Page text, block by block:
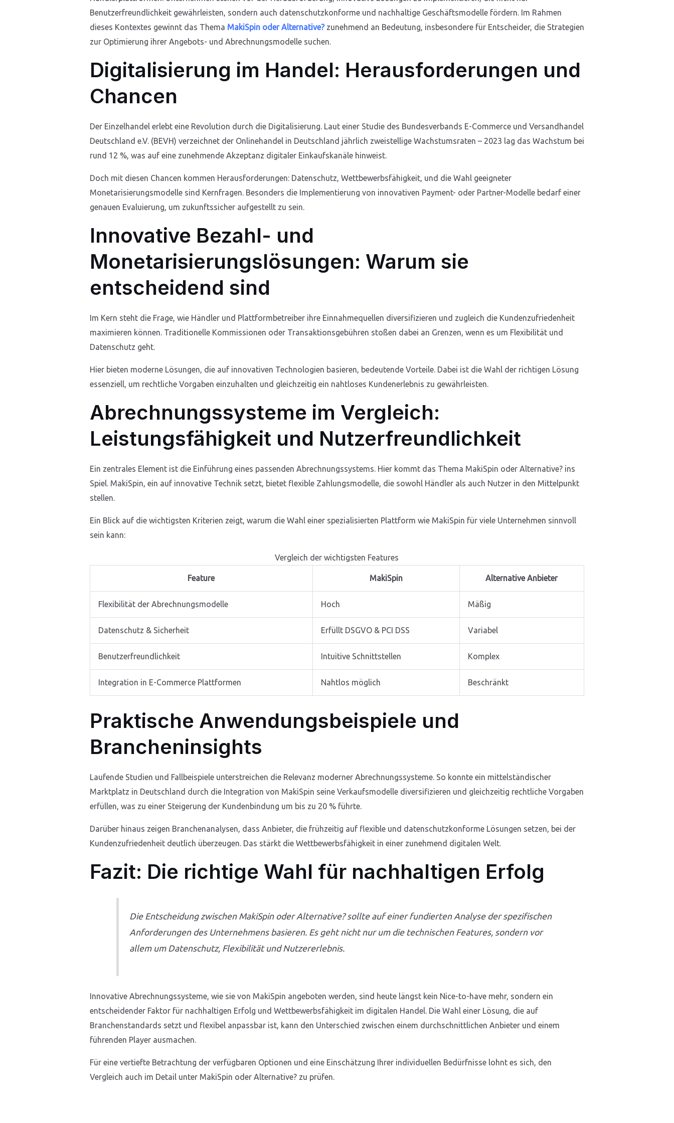
Benutzerfreundlichkeit gewährleisten, sondern auch datenschutzkonforme und nachhaltige Geschäftsmodelle fördern. Im Rahmen
dieses Kontextes gewinnt das Thema MakiSpin oder Alternative?zunehmend an Bedeutung, insbesondere für Entscheider, die Strategien
zur Optimierung ihrer Angebots- und Abrechnungsmodelle suchen.
Digitalisierung im Handel: Herausforderungen und
Chancen
Der Einzelhandel erlebt eine Revolution durch die Digitalisierung. Laut einer Studie des Bundesverbands E-Commerce und Versandhandel
Deutschland e.V. (BEVH) verzeichnet der Onlinehandel in Deutschland jährlich zweistellige Wachstumsraten – 2023 lag das Wachstum bei
rund 12 %, was auf eine zunehmende Akzeptanz digitaler Einkaufskanäle hinweist.
Doch mit diesen Chancen kommen Herausforderungen: Datenschutz, Wettbewerbsfähigkeit, und die Wahl geeigneter
Monetarisierungsmodelle sind Kernfragen. Besonders die Implementierung von innovativen Payment- oder Partner-Modelle bedarf einer
genauen Evaluierung, um zukunftssicher aufgestellt zu sein.
Innovative Bezahl- und
Monetarisierungslösungen: Warum sie
entscheidend sind
Im Kern steht die Frage, wie Händler und Plattformbetreiber ihre Einnahmequellen diversifizieren und zugleich die Kundenzufriedenheit
maximieren können. Traditionelle Kommissionen oder Transaktionsgebühren stoßen dabei an Grenzen, wenn es um Flexibilität und
Datenschutz geht.
Hier bieten moderne Lösungen, die auf innovativen Technologien basieren, bedeutende Vorteile. Dabei ist die Wahl der richtigen Lösung
essenziell, um rechtliche Vorgaben einzuhalten und gleichzeitig ein nahtloses Kundenerlebnis zu gewährleisten.
Abrechnungssysteme im Vergleich:
Leistungsfähigkeit und Nutzerfreundlichkeit
Ein zentrales Element ist die Einführung eines passenden Abrechnungssystems. Hier kommt das Thema MakiSpin oder Alternative? ins
Spiel. MakiSpin, ein auf innovative Technik setzt, bietet flexible Zahlungsmodelle, die sowohl Händler als auch Nutzer in den Mittelpunkt
stellen.
Ein Blick auf die wichtigsten Kriterien zeigt, warum die Wahl einer spezialisierten Plattform wie MakiSpin für viele Unternehmen sinnvoll
sein kann:
Vergleich der wichtigsten Features
Feature MakiSpin Alternative Anbieter
Flexibilität der Abrechnungsmodelle Hoch Mäßig
Datenschutz & Sicherheit Erfüllt DSGVO & PCI DSS Variabel
Benutzerfreundlichkeit Intuitive Schnittstellen Komplex
Integration in E-Commerce Plattformen Nahtlos möglich Beschränkt
Praktische Anwendungsbeispiele und
Brancheninsights
Laufende Studien und Fallbeispiele unterstreichen die Relevanz moderner Abrechnungssysteme. So konnte ein mittelständischer
Marktplatz in Deutschland durch die Integration von MakiSpin seine Verkaufsmodelle diversifizieren und gleichzeitig rechtliche Vorgaben
erfüllen, was zu einer Steigerung der Kundenbindung um bis zu 20 % führte.
Darüber hinaus zeigen Branchenanalysen, dass Anbieter, die frühzeitig auf flexible und datenschutzkonforme Lösungen setzen, bei der
Kundenzufriedenheit deutlich überzeugen. Das stärkt die Wettbewerbsfähigkeit in einer zunehmend digitalen Welt.
Fazit: Die richtige Wahl für nachhaltigen Erfolg
Die Entscheidung zwischen MakiSpin oder Alternative? sollte auf einer fundierten Analyse der spezifischen
Anforderungen des Unternehmens basieren. Es geht nicht nur um die technischen Features, sondern vor
allem um Datenschutz, Flexibilität und Nutzererlebnis.
Innovative Abrechnungssysteme, wie sie von MakiSpin angeboten werden, sind heute längst kein Nice-to-have mehr, sondern ein
entscheidender Faktor für nachhaltigen Erfolg und Wettbewerbsfähigkeit im digitalen Handel. Die Wahl einer Lösung, die auf
Branchenstandards setzt und flexibel anpassbar ist, kann den Unterschied zwischen einem durchschnittlichen Anbieter und einem
führenden Player ausmachen.
Für eine vertiefte Betrachtung der verfügbaren Optionen und eine Einschätzung Ihrer individuellen Bedürfnisse lohnt es sich, den
Vergleich auch im Detail unter MakiSpin oder Alternative? zu prüfen.